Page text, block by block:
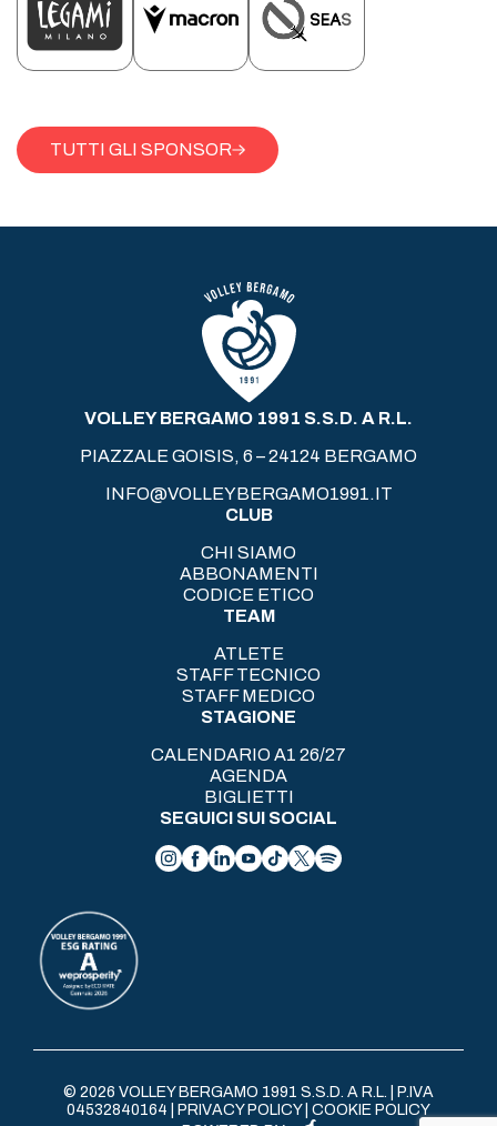
TUTTI GLI SPONSOR
VOLLEY BERGAMO 1991 S.S.D. A R.L.
PIAZZALE GOISIS, 6 – 24124 BERGAMO
INFO@VOLLEYBERGAMO1991.IT
CLUB
CHI SIAMO
ABBONAMENTI
CODICE ETICO
TEAM
ATLETE
STAFF TECNICO
STAFF MEDICO
STAGIONE
CALENDARIO A1 26/27
AGENDA
BIGLIETTI
SEGUICI SUI SOCIAL
© 2026 VOLLEY BERGAMO 1991 S.S.D. A R.L. | P.IVA
04532840164 | PRIVACY POLICY| COOKIE POLICY